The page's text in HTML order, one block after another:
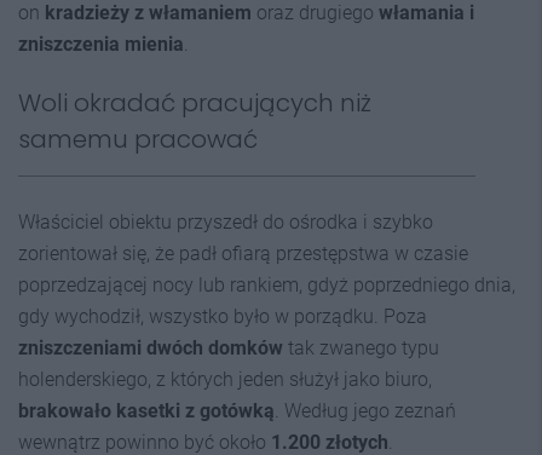
on kradzieży z włamaniem oraz drugiego włamania i
zniszczenia mienia.
Woli okradać pracujących niż
samemu pracować
Właściciel obiektu przyszedł do ośrodka i szybko
zorientował się, że padł ofiarą przestępstwa w czasie
poprzedzającej nocy lub rankiem, gdyż poprzedniego dnia,
gdy wychodził, wszystko było w porządku. Poza
zniszczeniami dwóch domków tak zwanego typu
holenderskiego, z których jeden służył jako biuro,
brakowało kasetki z gotówką. Według jego zeznań
wewnątrz powinno być około 1.200 złotych.